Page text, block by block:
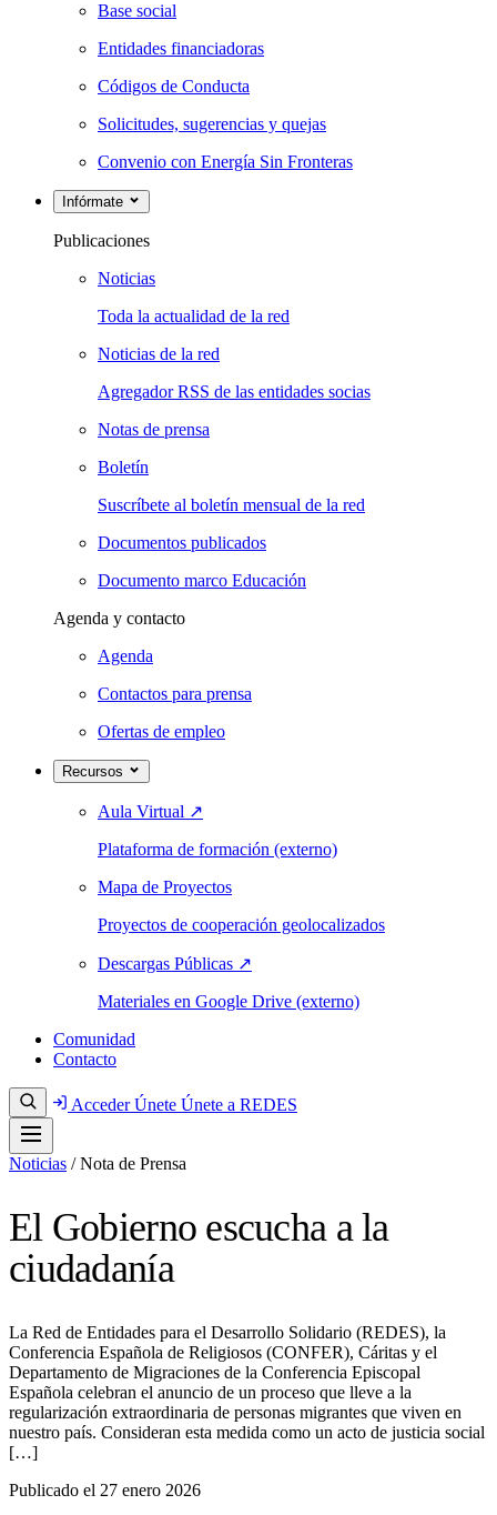
Base social
Entidades financiadoras
Códigos de Conducta
Solicitudes, sugerencias y quejas
Convenio con Energía Sin Fronteras
Infórmate
Publicaciones
Noticias
Toda la actualidad de la red
Noticias de la red
Agregador RSS de las entidades socias
Notas de prensa
Boletín
Suscríbete al boletín mensual de la red
Documentos publicados
Documento marco Educación
Agenda y contacto
Agenda
Contactos para prensa
Ofertas de empleo
Recursos
Aula Virtual ↗
Plataforma de formación (externo)
Mapa de Proyectos
Proyectos de cooperación geolocalizados
Descargas Públicas ↗
Materiales en Google Drive (externo)
Comunidad
Contacto
AccederÚnete Únete a REDES
Noticias / Nota de Prensa
El Gobierno escucha a la
ciudadanía
La Red de Entidades para el Desarrollo Solidario (REDES), la
Conferencia Española de Religiosos (CONFER), Cáritas y el
Departamento de Migraciones de la Conferencia Episcopal
Española celebran el anuncio de un proceso que lleve a la
regularización extraordinaria de personas migrantes que viven en
nuestro país. Consideran esta medida como un acto de justicia social
[…]
Publicado el 27 enero 2026